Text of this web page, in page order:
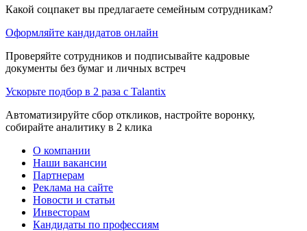
Какой соцпакет вы предлагаете семейным сотрудникам?
Оформляйте кандидатов онлайн
Проверяйте сотрудников и подписывайте кадровые
документы без бумаг и личных встреч
Ускорьте подбор в 2 раза с Talantix
Автоматизируйте сбор откликов, настройте воронку,
собирайте аналитику в 2 клика
О компании
Наши вакансии
Партнерам
Реклама на сайте
Новости и статьи
Инвесторам
Кандидаты по профессиям